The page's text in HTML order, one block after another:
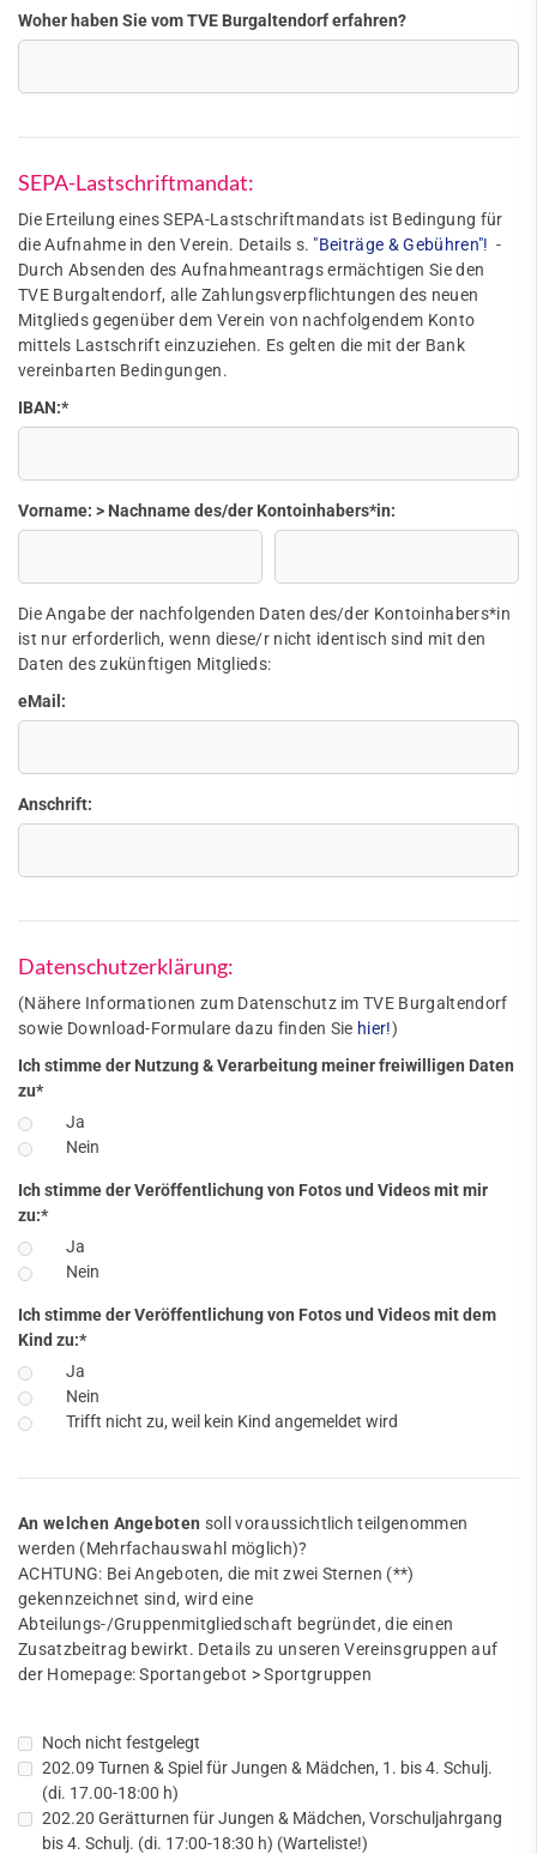
Woher haben Sie vom TVE Burgaltendorf erfahren?
SEPA-Lastschriftmandat:
Die Erteilung eines SEPA-Lastschriftmandats ist Bedingung für
die Aufnahme in den Verein. Details s. "Beiträge & Gebühren"! -
Durch Absenden des Aufnahmeantrags ermächtigen Sie den
TVE Burgaltendorf, alle Zahlungsverpflichtungen des neuen
Mitglieds gegenüber dem Verein von nachfolgendem Konto
mittels Lastschrift einzuziehen. Es gelten die mit der Bank
vereinbarten Bedingungen.
IBAN:*
Vorname: > Nachname des/der Kontoinhabers*in:
Die Angabe der nachfolgenden Daten des/der Kontoinhabers*in
ist nur erforderlich, wenn diese/r nicht identisch sind mit den
Daten des zukünftigen Mitglieds:
eMail:
Anschrift:
Datenschutzerklärung:
(Nähere Informationen zum Datenschutz im TVE Burgaltendorf
sowie Download-Formulare dazu finden Sie hier!)
Ich stimme der Nutzung & Verarbeitung meiner freiwilligen Daten
zu*
Ja
Nein
Ich stimme der Veröffentlichung von Fotos und Videos mit mir
zu:*
Ja
Nein
Ich stimme der Veröffentlichung von Fotos und Videos mit dem
Kind zu:*
Ja
Nein
Trifft nicht zu, weil kein Kind angemeldet wird
An welchen Angeboten soll voraussichtlich teilgenommen
werden (Mehrfachauswahl möglich)?
ACHTUNG: Bei Angeboten, die mit zwei Sternen (**)
gekennzeichnet sind, wird eine
Abteilungs-/Gruppenmitgliedschaft begründet, die einen
Zusatzbeitrag bewirkt. Details zu unseren Vereinsgruppen auf
der Homepage: Sportangebot > Sportgruppen
Noch nicht festgelegt
202.09 Turnen & Spiel für Jungen & Mädchen, 1. bis 4. Schulj.
(di. 17.00-18:00 h)
202.20 Gerätturnen für Jungen & Mädchen, Vorschuljahrgang
bis 4. Schulj. (di. 17:00-18:30 h) (Warteliste!)